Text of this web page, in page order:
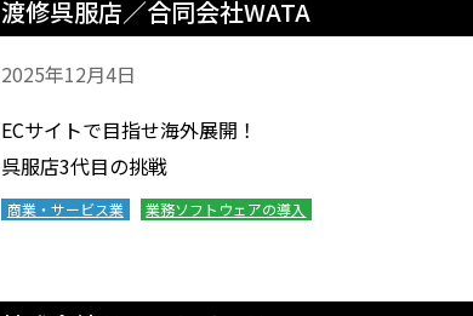
渡修呉服店／合同会社WATA
2025年12月4日
ECサイトで目指せ海外展開！
呉服店3代目の挑戦
商業・サービス業 業務ソフトウェアの導入